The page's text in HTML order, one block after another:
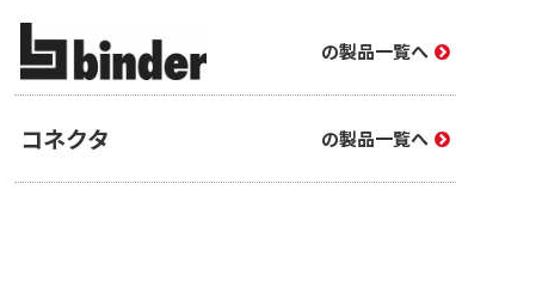
の製品一覧へ
コネクタ の製品一覧へ